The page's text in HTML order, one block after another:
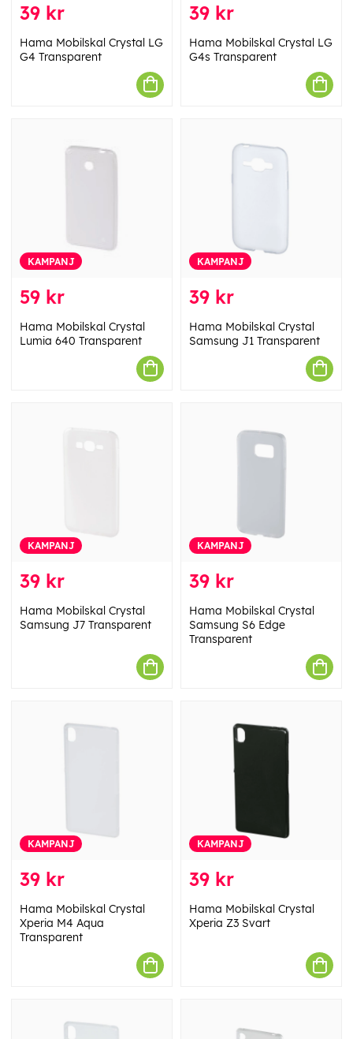
39 kr
Hama Mobilskal Crystal LG
G4 Transparent
39 kr
Hama Mobilskal Crystal LG
G4s Transparent
KAMPANJ
59 kr
Hama Mobilskal Crystal
Lumia 640 Transparent
KAMPANJ
39 kr
Hama Mobilskal Crystal
Samsung J1 Transparent
KAMPANJ
39 kr
Hama Mobilskal Crystal
Samsung J7 Transparent
KAMPANJ
39 kr
Hama Mobilskal Crystal
Samsung S6 Edge
Transparent
KAMPANJ
39 kr
Hama Mobilskal Crystal
Xperia M4 Aqua
Transparent
KAMPANJ
39 kr
Hama Mobilskal Crystal
Xperia Z3 Svart